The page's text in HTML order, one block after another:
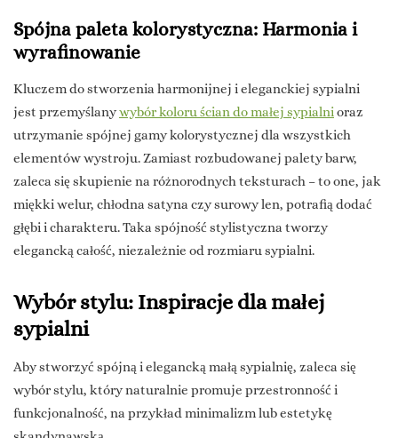
Spójna paleta kolorystyczna: Harmonia i
wyrafinowanie
Kluczem do stworzenia harmonijnej i eleganckiej sypialni
jest przemyślanywybór koloru ścian do małej sypialnioraz
utrzymanie spójnej gamy kolorystycznej dla wszystkich
elementów wystroju. Zamiast rozbudowanej palety barw,
zaleca się skupienie na różnorodnych teksturach – to one, jak
miękki welur, chłodna satyna czy surowy len, potrafią dodać
głębi i charakteru. Taka spójność stylistyczna tworzy
elegancką całość, niezależnie od rozmiaru sypialni.
Wybór stylu: Inspiracje dla małej
sypialni
Aby stworzyć spójną i elegancką małą sypialnię, zaleca się
wybór stylu, który naturalnie promuje przestronność i
funkcjonalność, na przykład minimalizm lub estetykę